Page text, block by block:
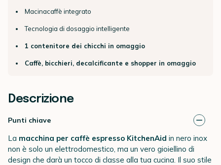
Macinacaffè integrato
Tecnologia di dosaggio intelligente
1 contenitore dei chicchi in omaggio
Caffè, bicchieri, decalcificante e shopper in omaggio
Descrizione
Punti chiave
La macchina per caffè espresso KitchenAid in nero inox
non è solo un elettrodomestico, ma un vero gioiellino di
design che darà un tocco di classe alla tua cucina. Il suo stile